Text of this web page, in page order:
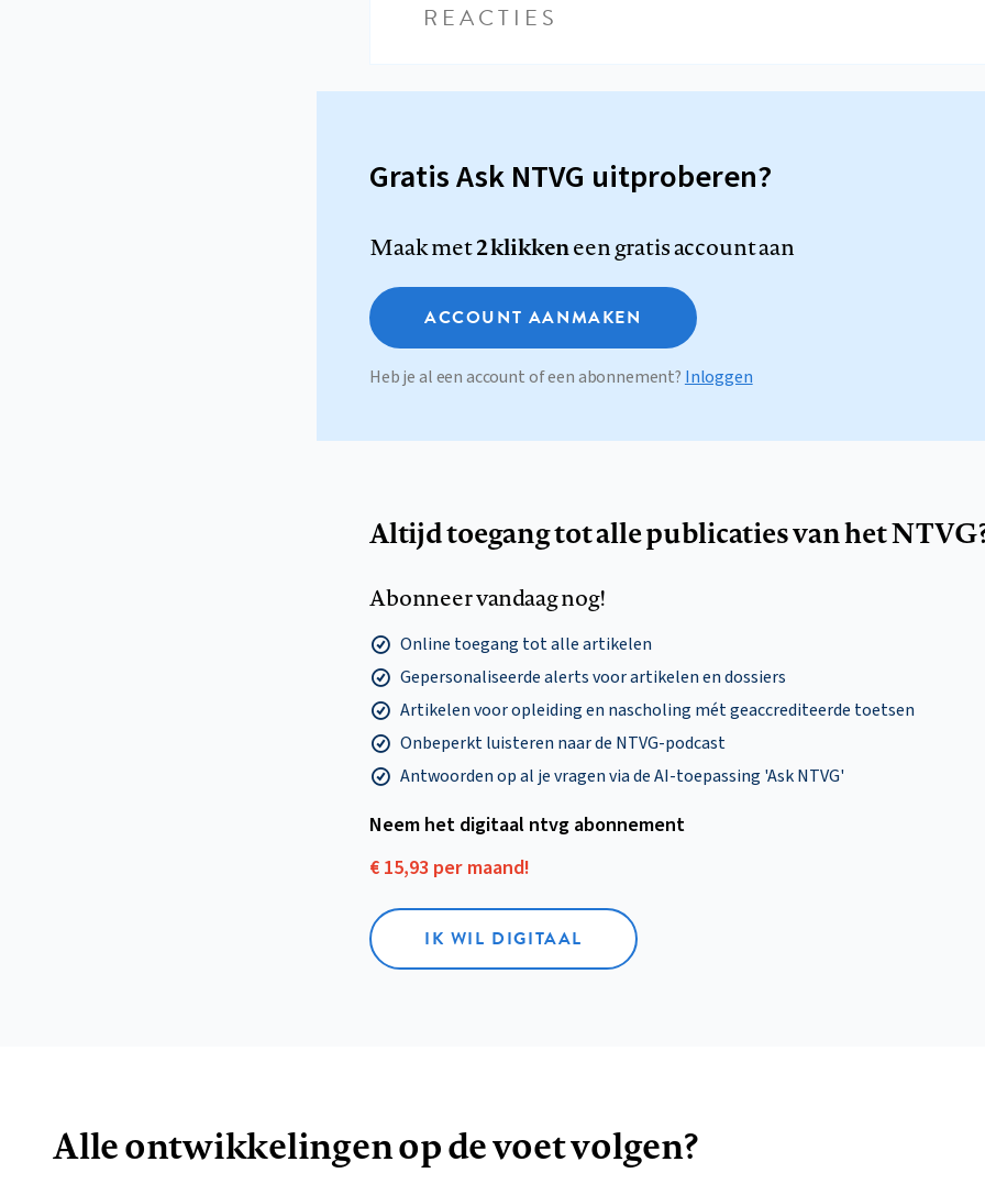
REACTIES
Gratis Ask NTVG uitproberen?
Maak met2 klikkeneen gratis account aan
ACCOUNT AANMAKEN
Heb je al een account of een abonnement? Inloggen
Altijd toegang tot alle publicaties van het
Abonneer vandaag nog!
Online toegang tot alle artikelen
Gepersonaliseerde alerts voor artikelen en dossiers
Artikelen voor opleiding en nascholing mét geaccrediteerde toetsen
Onbeperkt luisteren naar de NTVG-podcast
Antwoorden op al je vragen via de AI-toepassing 'Ask NTVG'
Neem het digitaal ntvg abonnement
€ 15,93 per maand!
IK WIL DIGITAAL
Alle ontwikkelingen op de voet volgen?